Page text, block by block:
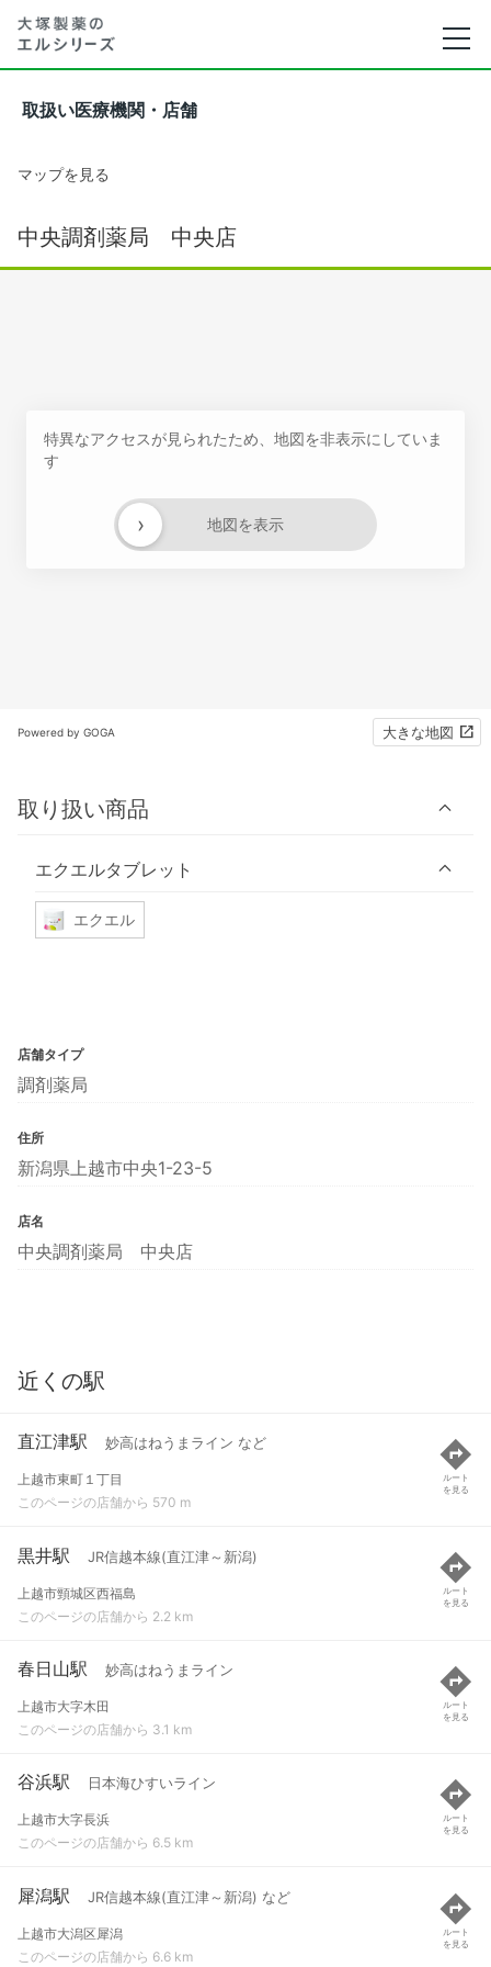
取扱い医療機関・店舗
マップを見る
中央調剤薬局 中央店
特異なアクセスが見られたため、地図を非表示にしていま
す
地図を表示
›
Powered by GOGA 大きな地図
取り扱い商品
エクエルタブレット
エクエル
店舗タイプ
調剤薬局
住所
新潟県上越市中央1-23-5
店名
中央調剤薬局 中央店
近くの駅
直江津駅 妙高はねうまライン など
上越市東町１丁目
このページの店舗から 570 m
ルート
を見る
黒井駅 JR信越本線(直江津～新潟)
上越市頸城区西福島
このページの店舗から 2.2 km
ルート
を見る
春日山駅 妙高はねうまライン
上越市大字木田
このページの店舗から 3.1 km
ルート
を見る
谷浜駅 日本海ひすいライン
上越市大字長浜
このページの店舗から 6.5 km
ルート
を見る
犀潟駅 JR信越本線(直江津～新潟) など
上越市大潟区犀潟
このページの店舗から 6.6 km
ルート
を見る